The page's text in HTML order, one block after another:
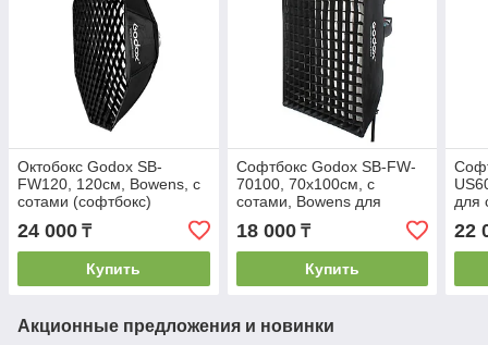
Октобокс Godox SB-
FW120, 120см, Bowens, с
сотами (софтбокс)
24 000 ₸
Купить
Софтбокс Godox SB-FW-
70100, 70х100см, с
сотами, Bowens для
студийных вспышек
18 000₸
Купить
для
22
Акционные предложения и новинки